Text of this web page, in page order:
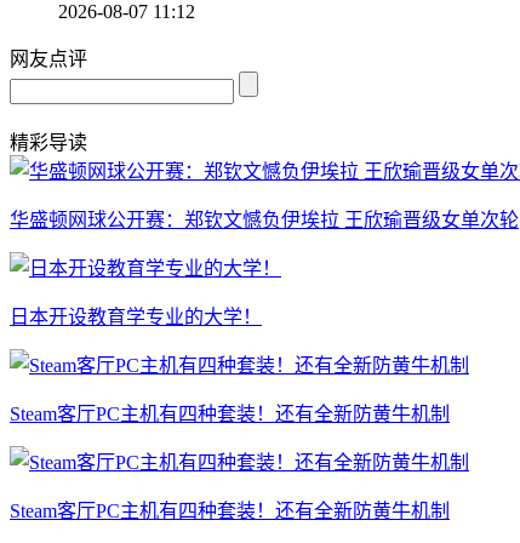
2026-08-07 11:12
网友点评
精彩导读
华盛顿网球公开赛：郑钦文憾负伊埃拉 王欣瑜晋级女单次轮
日本开设教育学专业的大学！
Steam客厅PC主机有四种套装！还有全新防黄牛机制
Steam客厅PC主机有四种套装！还有全新防黄牛机制